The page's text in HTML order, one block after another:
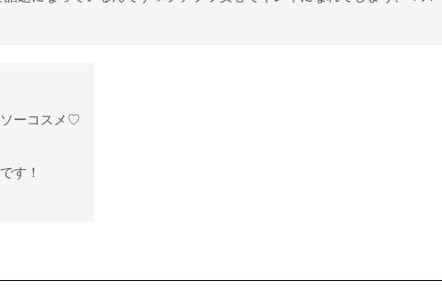
ーコスメ♡
す！